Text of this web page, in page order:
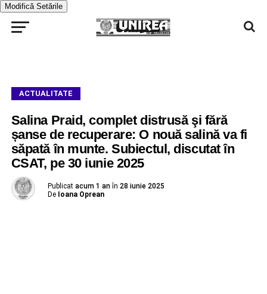
Modifică Setările
ACTUALITATE
Salina Praid, complet distrusă şi fără
șanse de recuperare: O nouă salină va fi
săpată în munte. Subiectul, discutat în
CSAT, pe 30 iunie 2025
Publicat acum 1 an în 28 iunie 2025
De Ioana Oprean